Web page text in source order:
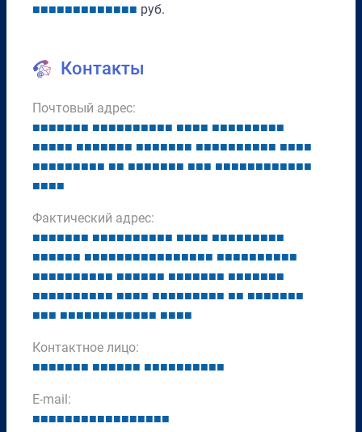
■■■■■■■■■■■■■ руб.
Контакты
Почтовый адрес:
■■■■■■■ ■■■■■■■■■■ ■■■■ ■■■■■■■■■
■■■■■ ■■■■■■■ ■■■■■■■ ■■■■■■■■■■ ■■■■
■■■■■■■■■ ■■ ■■■■■■■ ■■■ ■■■■■■■■■■■■
■■■■
Фактический адрес:
■■■■■■■ ■■■■■■■■■■ ■■■■ ■■■■■■■■■
■■■■■■ ■■■■■■■■■■■■■■■■ ■■■■■■■■■■
■■■■■■■■■■ ■■■■■■ ■■■■■■■ ■■■■■■■
■■■■■■■■■■ ■■■■ ■■■■■■■■■ ■■ ■■■■■■■
■■■ ■■■■■■■■■■■■ ■■■■
Контактное лицо:
■■■■■■■ ■■■■■■ ■■■■■■■■■■
E-mail:
■■■■■■■■■■■■■■■■■